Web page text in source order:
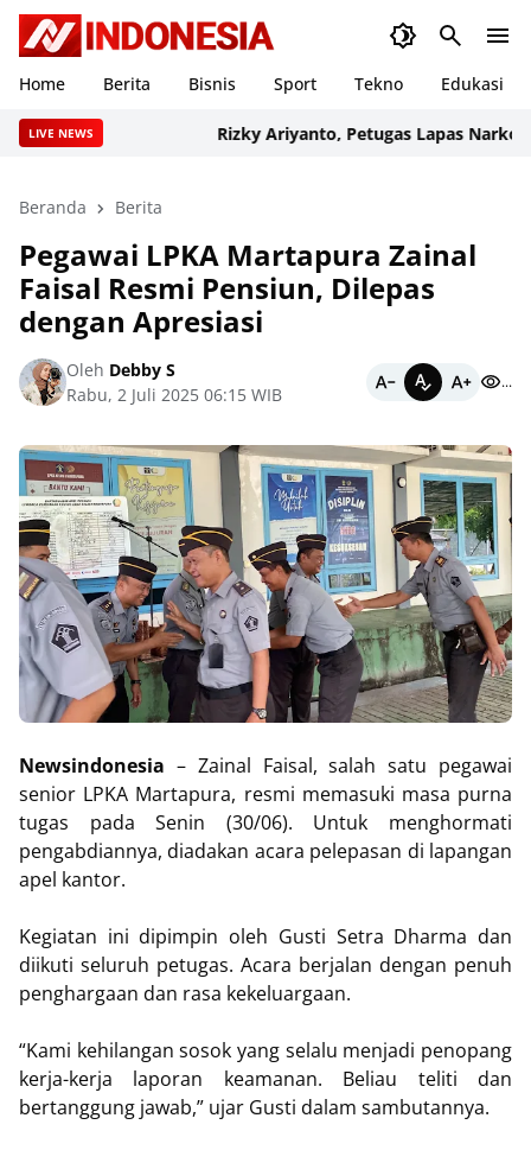
Home Berita Bisnis Sport Tekno Edukasi
LIVE NEWS Rizky Ariyanto, Petugas Lapas
Beranda Berita
Pegawai LPKA Martapura Zainal
Faisal Resmi Pensiun, Dilepas
dengan Apresiasi
Oleh Debby S
Rabu, 2 Juli 2025 06:15 WIB
...
Newsindonesia – Zainal Faisal, salah satu pegawai
senior LPKA Martapura, resmi memasuki masa purna
tugas pada Senin (30/06). Untuk menghormati
pengabdiannya, diadakan acara pelepasan di lapangan
apel kantor.
Kegiatan ini dipimpin oleh Gusti Setra Dharma dan
diikuti seluruh petugas. Acara berjalan dengan penuh
penghargaan dan rasa kekeluargaan.
“Kami kehilangan sosok yang selalu menjadi penopang
kerja-kerja laporan keamanan. Beliau teliti dan
bertanggung jawab,” ujar Gusti dalam sambutannya.